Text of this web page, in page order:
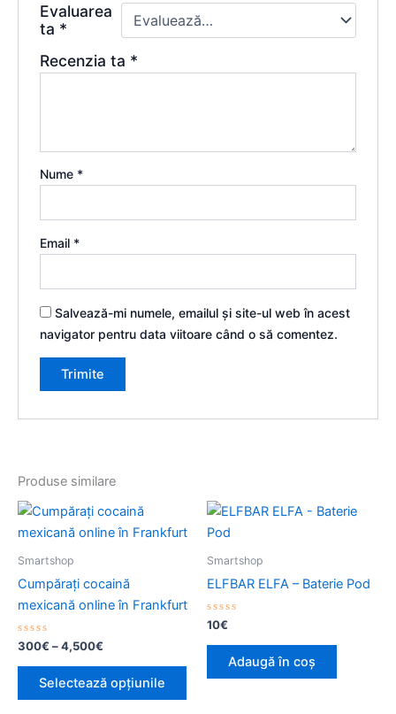
Evaluarea
ta *
Recenzia ta *
Nume *
Email *
Salvează-mi numele, emailul și site-ul web în acest
navigator pentru data viitoare când o să comentez.
Produse similare
Smartshop
Cumpărați cocaină
mexicană online în Frankfurt
Evaluat
la
0
300€ –4,500€
Interval
prețuri:
la
4,500€
Selectează opțiunile
Acest
produs
variații.
alese
Smartshop
ELFBAR ELFA – Baterie Pod
Evaluat
la
0
10€
Adaugă în coș